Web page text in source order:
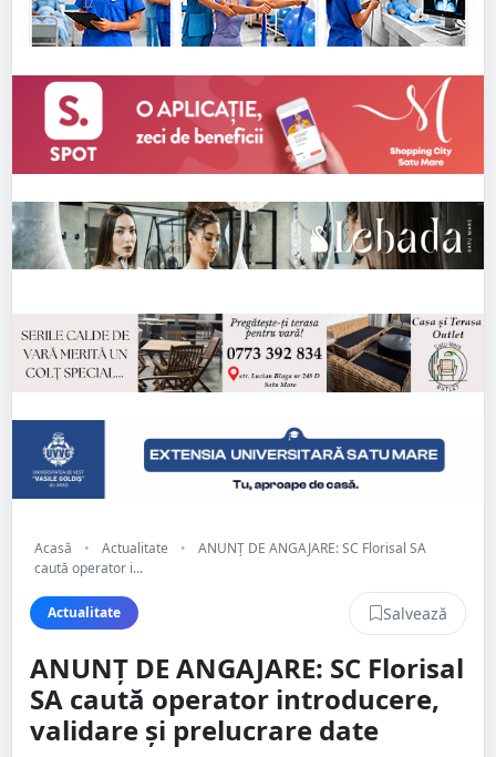
Acasă • Actualitate •
ANUNȚ DE ANGAJARE: SC Florisal SA
caută operator i...
Actualitate Salvează
ANUNȚ DE ANGAJARE: SC Florisal
SA caută operator introducere,
validare și prelucrare date